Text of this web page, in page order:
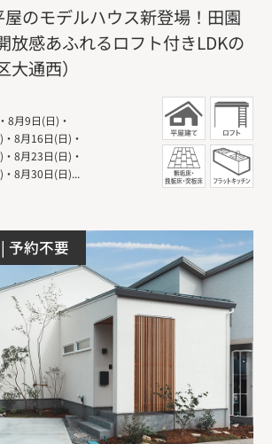
屋のモデルハウス新登場！田園
放感あふれるロフト付きLDKの
通西）
・ 8月9日(日) ・
・ 8月16日(日) ・
・ 8月23日(日) ・
・ 8月30日(日)...
| 予約不要